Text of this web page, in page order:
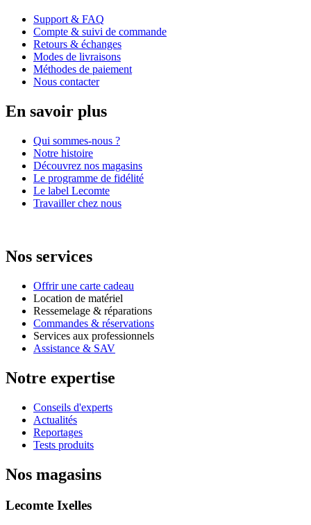
Support & FAQ
Compte & suivi de commande
Retours & échanges
Modes de livraisons
Méthodes de paiement
Nous contacter
En savoir plus
Qui sommes-nous ?
Notre histoire
Découvrez nos magasins
Le programme de fidélité
Le label Lecomte
Travailler chez nous
Nos services
Offrir une carte cadeau
Location de matériel
Ressemelage & réparations
Commandes & réservations
Services aux professionnels
Assistance & SAV
Notre expertise
Conseils d'experts
Actualités
Reportages
Tests produits
Nos magasins
Lecomte Ixelles